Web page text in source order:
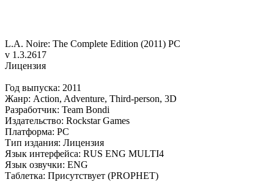
L.A. Noire: The Complete Edition (2011) PC
v 1.3.2617
Лицензия
Год выпуска: 2011
Жанр: Action, Adventure, Third-person, 3D
Разработчик: Team Bondi
Издательство: Rockstar Games
Платформа: PC
Тип издания: Лицензия
Язык интерфейса: RUS ENG MULTI4
Язык озвучки: ENG
Таблетка: Присутствует (PROPHET)